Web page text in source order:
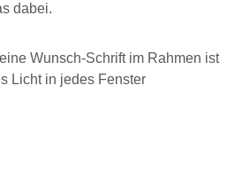
dabei.
Wunsch-Schrift im Rahmen ist
Licht in jedes Fenster